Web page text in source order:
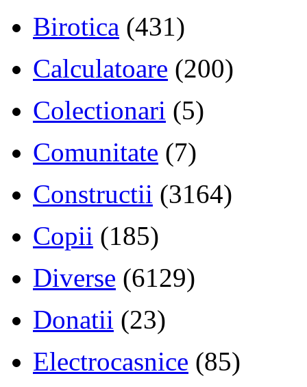
Birotica (431)
Calculatoare (200)
Colectionari (5)
Comunitate (7)
Constructii (3164)
Copii (185)
Diverse (6129)
Donatii (23)
Electrocasnice (85)